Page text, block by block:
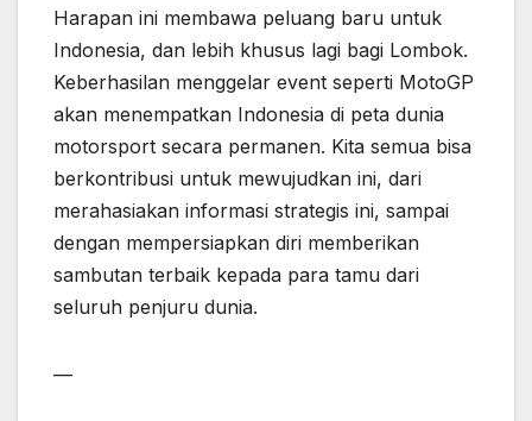
Harapan ini membawa peluang baru untuk
Indonesia, dan lebih khusus lagi bagi Lombok.
Keberhasilan menggelar event seperti MotoGP
akan menempatkan Indonesia di peta dunia
motorsport secara permanen. Kita semua bisa
berkontribusi untuk mewujudkan ini, dari
merahasiakan informasi strategis ini, sampai
dengan mempersiapkan diri memberikan
sambutan terbaik kepada para tamu dari
seluruh penjuru dunia.
—